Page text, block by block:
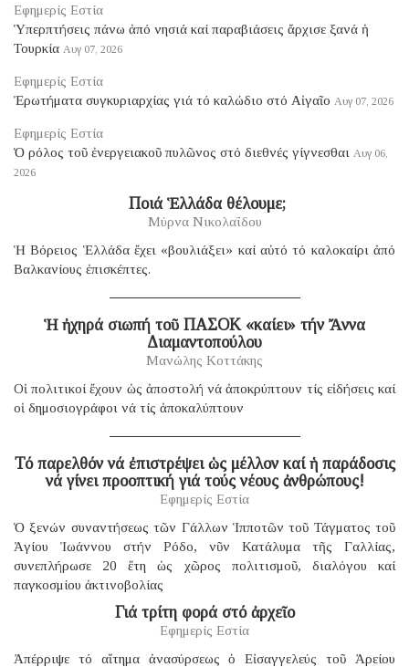
Εφημερίς Εστία
Ὑπερπτήσεις πάνω ἀπό νησιά καί παραβιάσεις ἄρχισε ξανά ἡ
Τουρκία Αυγ 07, 2026
Εφημερίς Εστία
Ἐρωτήματα συγκυριαρχίας γιά τό καλώδιο στό Αἰγαῖο Αυγ 07, 2026
Εφημερίς Εστία
Ὁ ρόλος τοῦ ἐνεργειακοῦ πυλῶνος στό διεθνές γίγνεσθαι Αυγ 06,
2026
​ Ποιά Ἑλλάδα θέλουμε;
Μύρνα Νικολαΐδου
Ἡ Βόρειος Ἑλλάδα ἔχει «βουλιάξει» καί αὐτό τό καλοκαίρι ἀπό
Βαλκανίους ἐπισκέπτες.
Ἡ ἠχηρά σιωπή τοῦ ΠΑΣΟΚ «καίει» τήν Ἄννα
Διαμαντοπούλου
Μανώλης Κοττάκης
Οἱ πολιτικοί ἔχουν ὡς ἀποστολή νά ἀποκρύπτουν τίς εἰδήσεις καί
οἱ δημοσιογράφοι νά τίς ἀποκαλύπτουν
Τό παρελθόν νά ἐπιστρέψει ὡς μέλλον καί ἡ παράδοσις
νά γίνει προοπτική γιά τούς νέους ἀνθρώπους!
Εφημερίς Εστία
Ὁ ξενών συναντήσεως τῶν Γάλλων Ἱπποτῶν τοῦ Τάγματος τοῦ
Ἁγίου Ἰωάννου στήν Ρόδο, νῦν Κατάλυμα τῆς Γαλλίας,
συνεπλήρωσε 20 ἔτη ὡς χῶρος πολιτισμοῦ, διαλόγου καί
παγκοσμίου ἀκτινοβολίας
Γιά τρίτη φορά στό ἀρχεῖο
Εφημερίς Εστία
Ἀπέρριψε τό αἴτημα ἀνασύρσεως ὁ Εἰσαγγελεύς τοῦ Ἀρείου